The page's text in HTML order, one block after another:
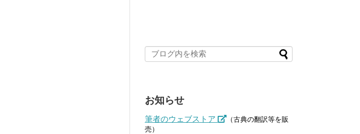
お知らせ
筆者のウェブストア
（古典の翻訳等を販
売）